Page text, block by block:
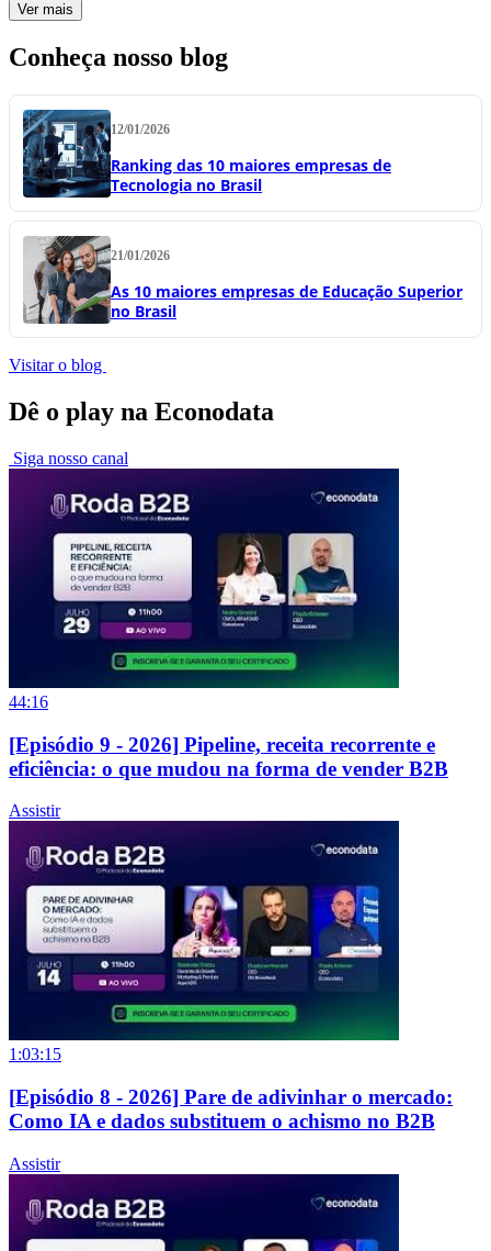
Ver mais
Conheça nosso blog
12/01/2026
Ranking das 10 maiores empresas de
Tecnologia no Brasil
21/01/2026
As 10 maiores empresas de Educação Superior
no Brasil
Visitar o blog
Dê o play na Econodata
Siga nosso canal
44:16
[Episódio 9 - 2026] Pipeline, receita recorrente e
eficiência: o que mudou na forma de vender B2B
Assistir
1:03:15
[Episódio 8 - 2026] Pare de adivinhar o mercado:
Como IA e dados substituem o achismo no B2B
Assistir